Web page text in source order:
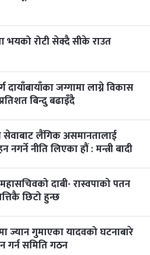
भयको रोटी सेक्दै सीके राउत
दायाँबायाँका जग्गामा लाग्ने विकास
बिन्दु बढाइँदै
लैंगिक असमानतालाई
नगर्ने नीति लिएका हौं : मन्त्री बादी
दाबी- रास्वपाको पतन
छिटो हुन्छ
ज्यान गुमाएका यादवको घटनाबारे
गर्न समिति गठन